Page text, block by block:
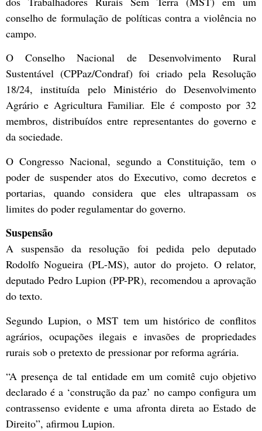
conselho de formulação de políticas contra a violência no
campo.
O Conselho Nacional de Desenvolvimento Rural
Sustentável (CPPaz/Condraf) foi criado pela Resolução
18/24, instituída pelo Ministério do Desenvolvimento
Agrário e Agricultura Familiar. Ele é composto por 32
membros, distribuídos entre representantes do governo e
da sociedade.
O Congresso Nacional, segundo a Constituição, tem o
poder de suspender atos do Executivo, como decretos e
portarias, quando considera que eles ultrapassam os
limites do poder regulamentar do governo.
Suspensão
A suspensão da resolução foi pedida pelo deputado
Rodolfo Nogueira (PL-MS), autor do projeto. O relator,
deputado Pedro Lupion (PP-PR), recomendou a aprovação
do texto.
Segundo Lupion, o MST tem um histórico de conflitos
agrários, ocupações ilegais e invasões de propriedades
rurais sob o pretexto de pressionar por reforma agrária.
“A presença de tal entidade em um comitê cujo objetivo
declarado é a ‘construção da paz’ no campo configura um
contrassenso evidente e uma afronta direta ao Estado de
Direito”, afirmou Lupion.